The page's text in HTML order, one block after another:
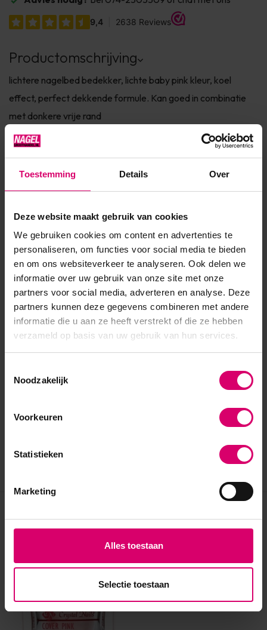
Toestemming Details Over
Deze website maakt gebruik van cookies
We gebruiken cookies om content en advertenties te
personaliseren, om functies voor social media te bieden
en om ons websiteverkeer te analyseren. Ook delen we
informatie over uw gebruik van onze site met onze
partners voor social media, adverteren en analyse. Deze
partners kunnen deze gegevens combineren met andere
informatie die u aan ze heeft verstrekt of die ze hebben
verzameld op basis van uw gebruik van hun services.
Noodzakelijk
Voorkeuren
Statistieken
Marketing
Alles toestaan
Selectie toestaan
Productomschrijving
lichtere nagelbed bedekker, lichte baby pink kleur, koel
effect, perfect dekkende formule. Kan goed in combinatie
met donkere vrije rand
geschikt voor een lichte huidskleur.
Product specificaties
Artikelnummer 5622
SKU 8696